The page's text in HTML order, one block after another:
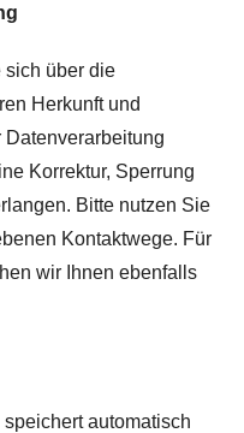
sich über die
Herkunft und
Datenverarbeitung
Korrektur, Sperrung
Bitte nutzen Sie
Kontaktwege. Für
wir Ihnen ebenfalls
automatisch